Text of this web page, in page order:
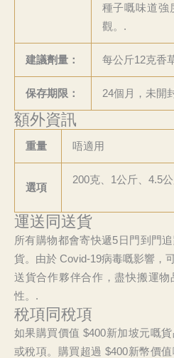
種子嘅味道強
觀。.
建議劑量： 每公斤12克香
保存期限： 24個月，未開
額外資訊
重量 唔適用
選項
200克、1公斤、4.5
運送同送貨
所有購物都會寄快遞5日門到門
貨。由於 Covid-19病毒嘅影響，
送貨合作夥伴合作，盡快搬運
性。.
稅項同稅項
如果購買價值 $400新加坡元嘅
或稅項。購買超過 $400新幣價